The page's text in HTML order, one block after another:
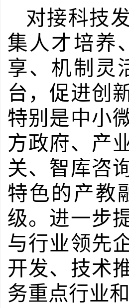
对接科技
集人才培养
享、机制灵
台，促进创
特别是中小
方政府、产
关、智库咨
特色的产教
级。进一步
与行业领先
开发、技术
务重点行业